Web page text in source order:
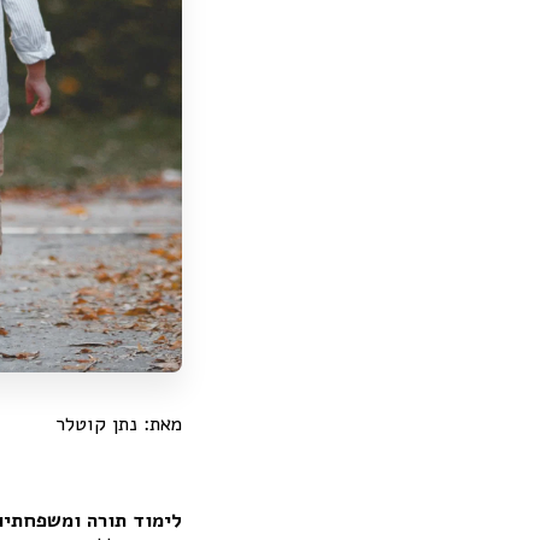
מאת: נתן קוטלר
לימוד תורה